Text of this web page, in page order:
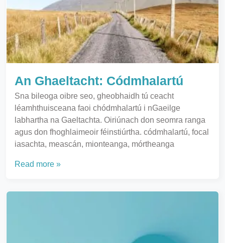
An Ghaeltacht: Códmhalartú
Sna bileoga oibre seo, gheobhaidh tú ceacht
léamhthuisceana faoi chódmhalartú i nGaeilge
labhartha na Gaeltachta. Oiriúnach don seomra ranga
agus don fhoghlaimeoir féinstiúrtha. códmhalartú, focal
iasachta, meascán, mionteanga, mórtheanga
Read more »